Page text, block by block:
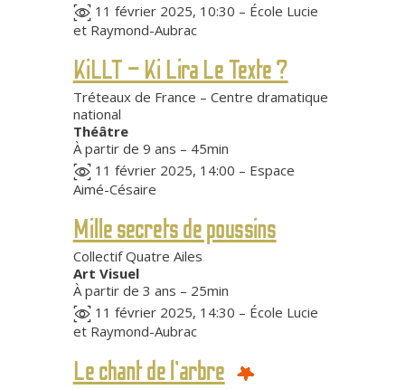
11 février 2025, 10:30 – École Lucie
et Raymond-Aubrac
KiLLT – Ki Lira Le Texte ?
Tréteaux de France – Centre dramatique
national
Théâtre
À partir de 9 ans – 45min
11 février 2025, 14:00 – Espace
Aimé-Césaire
Mille secrets de poussins
Collectif Quatre Ailes
Art Visuel
À partir de 3 ans – 25min
11 février 2025, 14:30 – École Lucie
et Raymond-Aubrac
Le chant de l’arbre